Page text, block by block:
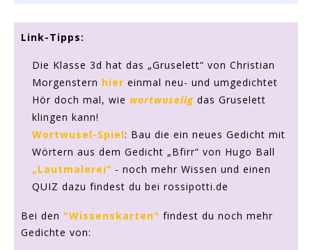
Link-Tipps:
Die Klasse 3d hat das „Gruselett“ von Christian
Morgenstern hier einmal neu- und umgedichtet
Hör doch mal, wie wortwuselig das Gruselett
klingen kann!
Wortwusel-Spiel: Bau die ein neues Gedicht mit
Wörtern aus dem Gedicht „Bfirr“ von Hugo Ball
„Lautmalerei“ - noch mehr Wissen und einen
QUIZ dazu findest du bei rossipotti.de
Bei den "Wissenskarten" findest du noch mehr
Gedichte von: